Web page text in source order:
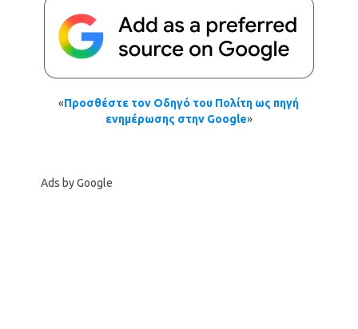
«Προσθέστε τον Οδηγό του Πολίτη ως πηγή
ενημέρωσης στην Google»
Ads by Google